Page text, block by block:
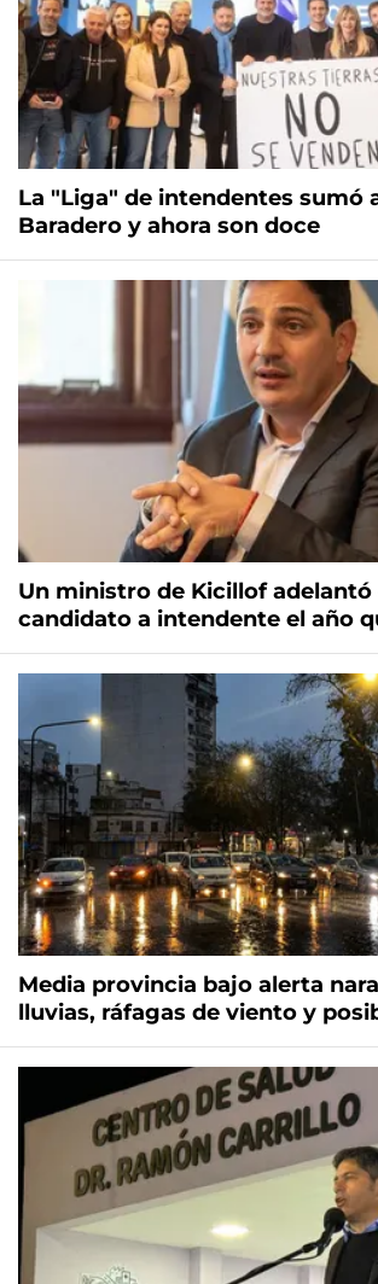
La "Liga" de intendentes sumó
Baradero y ahora son doce
Un ministro de Kicillof adelantó
candidato a intendente el año
Media provincia bajo alerta
lluvias, ráfagas de viento y